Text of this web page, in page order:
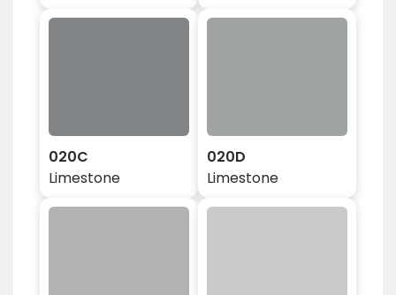
020C
Limestone
020D
Limestone